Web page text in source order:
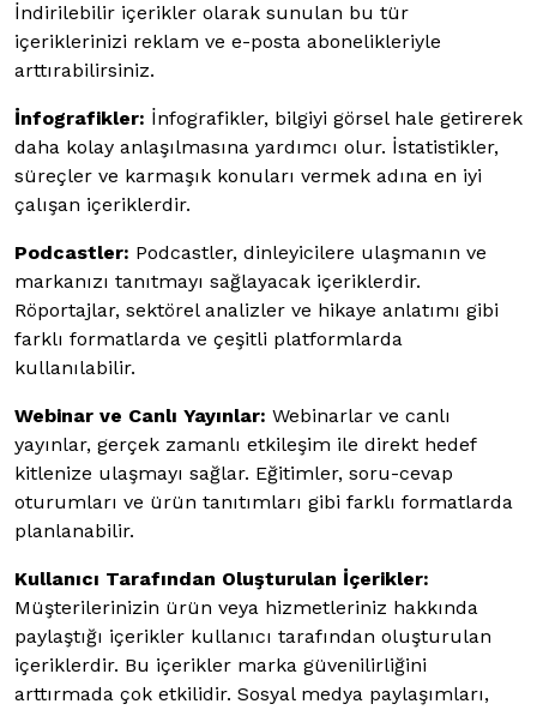
İndirilebilir içerikler olarak sunulan bu tür
içeriklerinizi reklam ve e-posta abonelikleriyle
arttırabilirsiniz.
İnfografikler: İnfografikler, bilgiyi görsel hale getirerek
daha kolay anlaşılmasına yardımcı olur. İstatistikler,
süreçler ve karmaşık konuları vermek adına en iyi
çalışan içeriklerdir.
Podcastler: Podcastler, dinleyicilere ulaşmanın ve
markanızı tanıtmayı sağlayacak içeriklerdir.
Röportajlar, sektörel analizler ve hikaye anlatımı gibi
farklı formatlarda ve çeşitli platformlarda
kullanılabilir.
Webinar ve Canlı Yayınlar: Webinarlar ve canlı
yayınlar, gerçek zamanlı etkileşim ile direkt hedef
kitlenize ulaşmayı sağlar. Eğitimler, soru-cevap
oturumları ve ürün tanıtımları gibi farklı formatlarda
planlanabilir.
Kullanıcı Tarafından Oluşturulan İçerikler:
Müşterilerinizin ürün veya hizmetleriniz hakkında
paylaştığı içerikler kullanıcı tarafından oluşturulan
içeriklerdir. Bu içerikler marka güvenilirliğini
arttırmada çok etkilidir. Sosyal medya paylaşımları,